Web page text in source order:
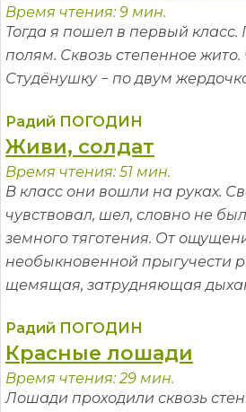
Время чтения: 9 мин.
Тогда я пошел в первый
полям. Сквозь степенное жито.
Студёнушку − по двум
Радий ПОГОДИН
Живи, солдат
Время чтения: 51 мин.
В класс они вошли на руках.
чувствовал, шел, словно не
земного тяготения. От
необыкновенной прыгучести
щемящая, затрудняющая
Радий ПОГОДИН
Красные лошади
Время чтения: 29 мин.
Лошади проходили сквозь